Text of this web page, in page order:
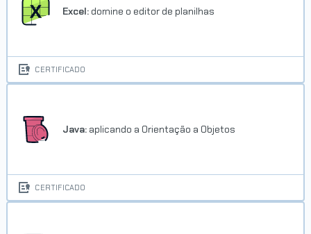
Excel: domine o editor de planilhas
CERTIFICADO
Java: aplicando a Orientação a Objetos
CERTIFICADO